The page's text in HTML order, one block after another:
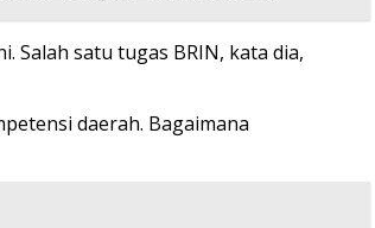
Salah satu tugas BRIN, kata dia,
daerah. Bagaimana